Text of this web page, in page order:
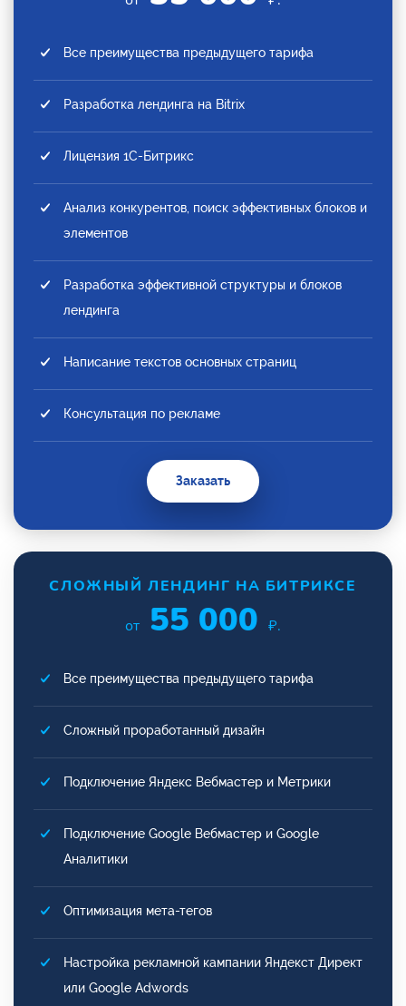
Все преимущества предыдущего тарифа
Разработка лендинга на Bitrix
Лицензия 1С-Битрикс
Анализ конкурентов, поиск эффективных блоков и
элементов
Разработка эффективной структуры и блоков
лендинга
Написание текстов основных страниц
Консультация по рекламе
Заказать
СЛОЖНЫЙ ЛЕНДИНГ НА БИТРИКСЕ
от 55 000 ₽.
Все преимущества предыдущего тарифа
Сложный проработанный дизайн
Подключение Яндекс Вебмастер и Метрики
Подключение Google Вебмастер и Google
Аналитики
Оптимизация мета-тегов
Настройка рекламной кампании Яндекст Директ
или Google Adwords